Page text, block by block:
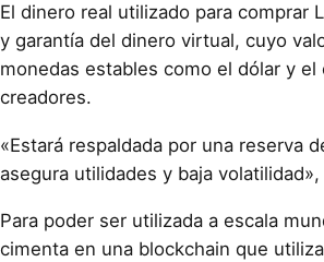
El dinero real utilizado para comprar
y garantía del dinero virtual, cuyo
monedas estables como el dólar y el
creadores.
«Estará respaldada por una reserva
asegura utilidades y baja
Para poder ser utilizada a escala
cimenta en una blockchain que